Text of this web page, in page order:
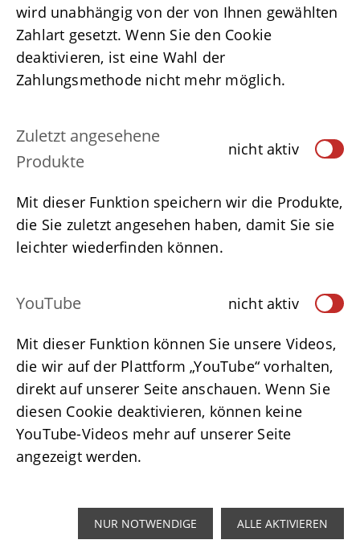
wird unabhängig von der von Ihnen gewählten
Zahlart gesetzt. Wenn Sie den Cookie
deaktivieren, ist eine Wahl der
Zahlungsmethode nicht mehr möglich.
Zuletzt angesehene
Produkte
nicht aktiv
Mit dieser Funktion speichern wir die Produkte,
die Sie zuletzt angesehen haben, damit Sie sie
leichter wiederfinden können.
YouTube nicht aktiv
Mit dieser Funktion können Sie unsere Videos,
die wir auf der Plattform „YouTube“ vorhalten,
direkt auf unserer Seite anschauen. Wenn Sie
diesen Cookie deaktivieren, können keine
YouTube-Videos mehr auf unserer Seite
angezeigt werden.
NUR NOTWENDIGE ALLE AKTIVIEREN